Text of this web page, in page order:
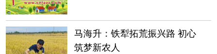
马海升：铁犁拓荒振兴路 初心
筑梦新农人